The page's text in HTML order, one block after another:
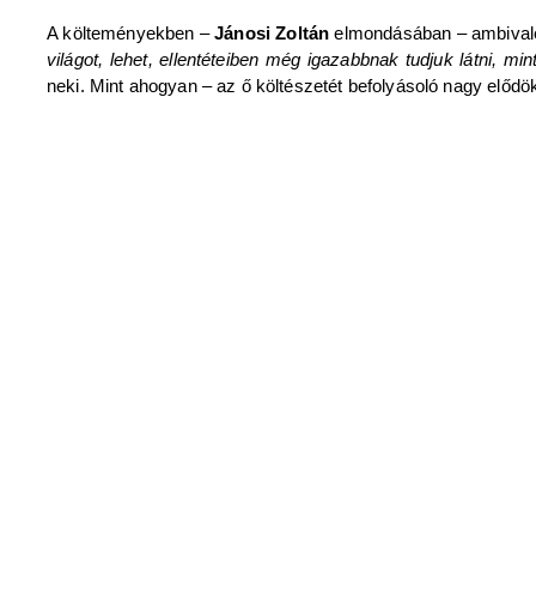
A költeményekben –Jánosi Zoltán elmondásában –
világot, lehet, ellentéteiben még igazabbnak tudjuk látni,
neki. Mint ahogyan – az ő költészetét befolyásoló nagy